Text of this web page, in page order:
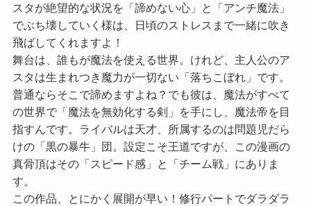
スタが絶望的な状況を「諦めない心」と「アンチ魔法」
でぶち壊していく様は、日頃のストレスまで一緒に吹き
飛ばしてくれますよ！
舞台は、誰もが魔法を使える世界。けれど、主人公のア
スタは生まれつき魔力が一切ない「落ちこぼれ」です。
普通ならそこで諦めますよね？でも彼は、魔法がすべて
の世界で「魔法を無効化する剣」を手にし、魔法帝を目
指すんです。ライバルは天才、所属するのは問題児だら
けの「黒の暴牛」団。設定こそ王道ですが、この漫画の
真骨頂はその「スピード感」と「チーム戦」にありま
す。
この作品、とにかく展開が早い！修行パートでダラダラ